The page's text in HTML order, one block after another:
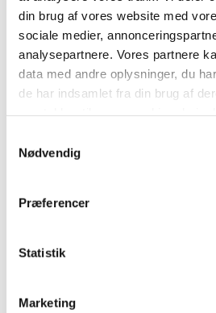
din brug af vores website med
sociale medier,
analysepartnere. Vores partnere
data med andre oplysninger, du
de har indsamlet fra din brug af
Nødvendig
Præferencer
Statistik
Marketing
ELCYKEL-GUIDEN